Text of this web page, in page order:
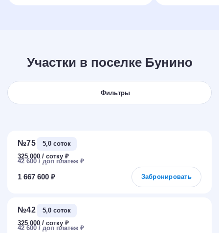
Участки в поселке Бунино
Фильтры
№75
5,0 соток
325 000
₽
42 600 ₽
1 667 600 ₽ Забронировать
№42
5,0 соток
325 000
₽
42 600 ₽